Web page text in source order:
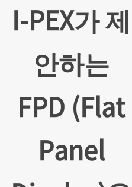
I-PEX가 제
안하는
FPD (Flat
Panel